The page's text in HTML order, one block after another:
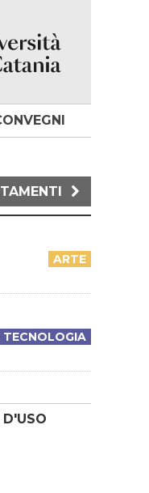
ARTE
TECNOLOGIA
D'USO